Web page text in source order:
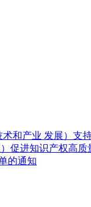
和产业 发展）支
促进知识产权高质
的通知